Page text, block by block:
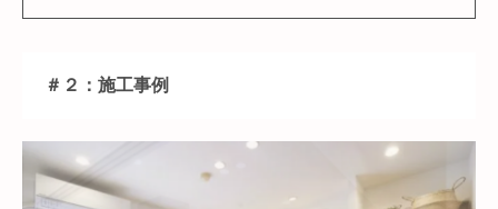
＃２：施工事例